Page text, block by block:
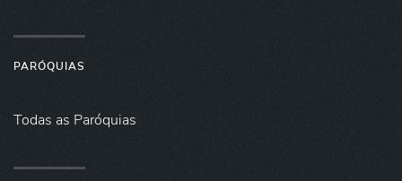
PARÓQUIAS
Todas as Paróquias